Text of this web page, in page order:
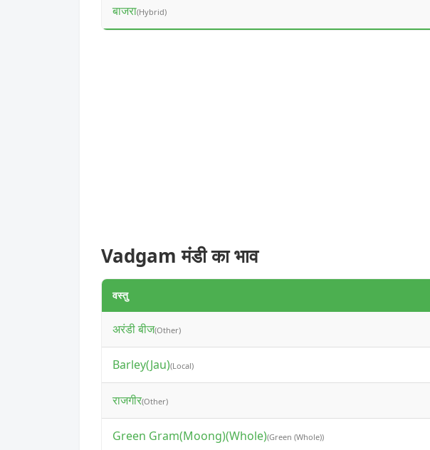
बाजरा(Hybrid)
Vadgam मंडी का भाव
वस्तु
अरंडी बीज(Other)
Barley(Jau)(Local)
राजगीर(Other)
Green Gram(Moong)(Whole)(Green (Whole))